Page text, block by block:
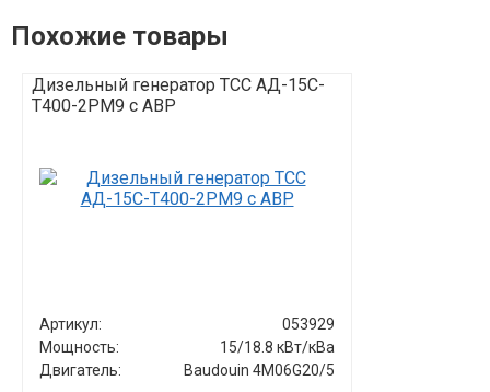
Похожие товары
Дизельный генератор ТСС АД-15С-
Т400-2РМ9 c АВР
Артикул:
053929
Мощность:
15/18.8 кВт/кВа
Двигатель:
Baudouin 4M06G20/5